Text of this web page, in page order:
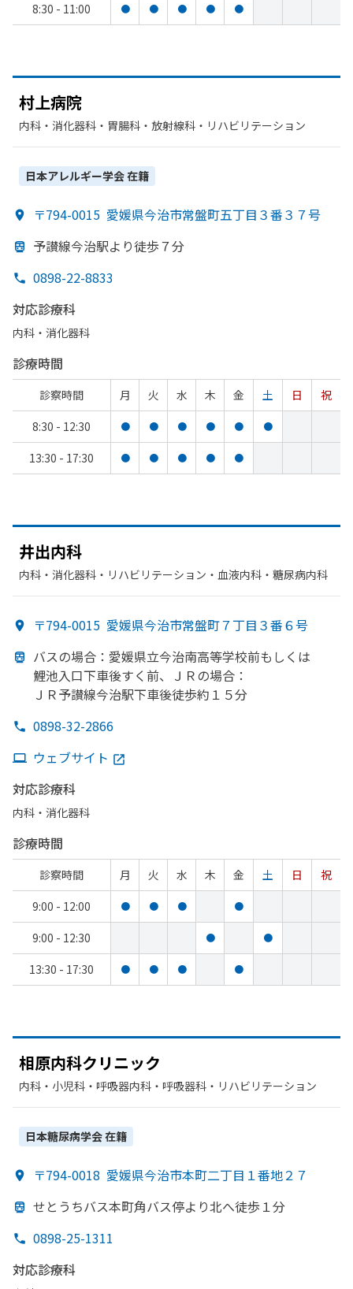
8:30 - 11:00
● ● ● ● ●
村上病院
内科・​消化器科・​胃腸科・​放射線科・​リハビリテーション
日本アレルギー学会在籍
〒794-0015 愛媛県今治市常盤町五丁目３番３７号
予讃線今治駅より徒歩７分
0898-22-8833
対応診療科
内科・​消化器科
診療時間
診察時間 月 火 水 木 金 土 日
祝
8:30 - 12:30
● ● ● ● ● ●
13:30 - 17:30 ● ● ● ● ●
井出内科
内科・​消化器科・​リハビリテーション・​血液内科・​糖尿病内科
〒794-0015 愛媛県今治市常盤町７丁目３番６号
バスの場合：愛媛県立今治南高等学校前も しくは
鯉池入口下車後すく前、 ＪＲの場合：
ＪＲ予讃線今治駅下車後徒歩約１５分
0898-32-2866
ウェブサイト
対応診療科
内科・​消化器科
診療時間
診察時間 月 火 水 木 金 土 日
祝
9:00 - 12:00
● ● ● ●
9:00 - 12:30 ● ●
13:30 - 17:30 ● ● ● ●
相原内科クリニック
内科・​小児科・​呼吸器内科・​呼吸器科・​リハビリテーション
日本糖尿病学会在籍
〒794-0018 愛媛県今治市本町二丁目１番地２７
せとうちバス本町角バス停より北へ徒歩１分
0898-25-1311
対応診療科